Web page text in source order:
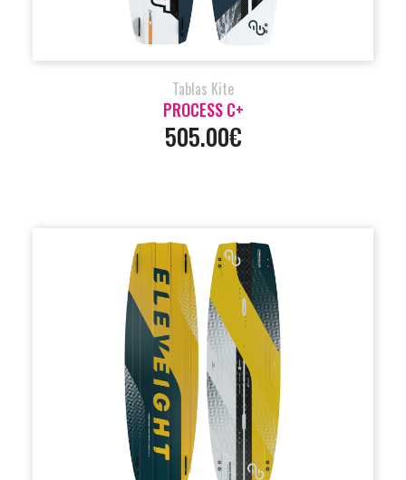
Tablas Kite
PROCESS C+
505.00€